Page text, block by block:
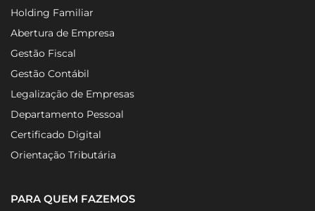
Holding Familiar
Abertura de Empresa
Gestão Fiscal
Gestão Contábil
Legalização de Empresas
Departamento Pessoal
Certificado Digital
Orientação Tributária
PARA QUEM FAZEMOS